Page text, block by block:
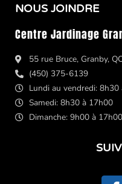
NOUS JOINDRE
Centre Jardinage
55 rue Bruce, Granby,
(450) 375-6139
Lundi au vendredi: 8h30
Samedi: 8h30 à 17h00
Dimanche: 9h00 à 17h00
F